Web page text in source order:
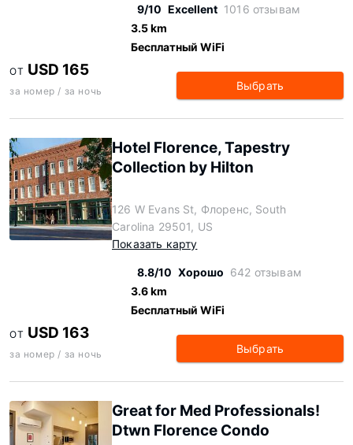
9/10 Excellent 1016 отзывам
3.5 km
Бесплатный WiFi
ОТ USD 165
за номер / за ночь Выбрать
Hotel Florence, Tapestry
Collection by Hilton
126 W Evans St, Флоренс, South
Carolina 29501, US
Показать карту
8.8/10 Хорошо 642 отзывам
3.6 km
Бесплатный WiFi
ОТ USD 163
за номер / за ночь Выбрать
Great for Med Professionals!
Dtwn Florence Condo